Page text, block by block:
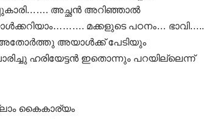
അച്ഛൻ അറിഞ്ഞാൽ
മക്കളുടെ പഠനം… ഭാവി…..
അതോർത്തു അയാൾക്ക് പേടിയും
ഹരിയേട്ടൻ ഇതൊന്നും പറയില്ലെന്ന്
കൈകാര്യം